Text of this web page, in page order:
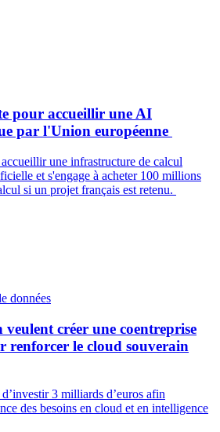
pour accueillir une AI
par l'Union européenne
une infrastructure de calcul
et s'engage à acheter 100 millions
si un projet français est retenu.
données
créer une coentreprise
renforcer le cloud souverain
3 milliards d’euros afin
des besoins en cloud et en intelligence